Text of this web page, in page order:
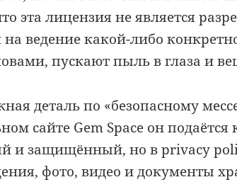
эта лицензия не является
на ведение какой-либо
пускают пыль в глаза и
деталь по «безопасному
сайте Gem Space он подаётся
и защищённый, но в privacy
фото, видео и документы